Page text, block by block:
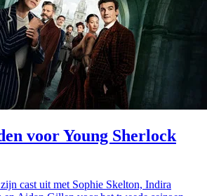
voor Young Sherlock
cast uit met Sophie Skelton, Indira